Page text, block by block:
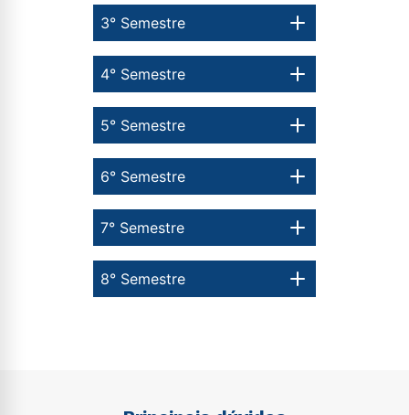
8° Semestre
7° Semestre
6° Semestre
5° Semestre
4° Semestre
3° Semestre
autorizo que meus dados sejam utilizados para o
envio de conteúdos da Cruzeiro do Sul.